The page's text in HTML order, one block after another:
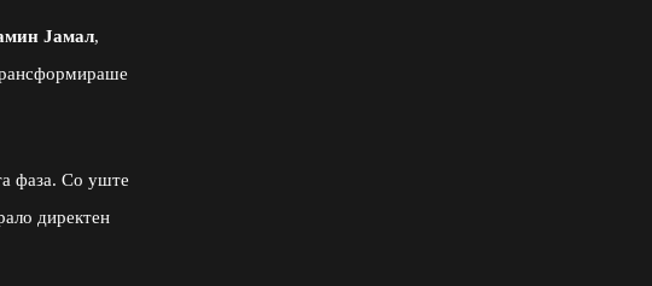
Јамал,
фаза. Со уште
директен